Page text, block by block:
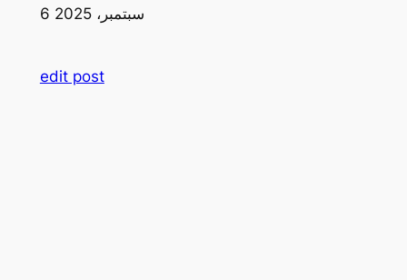
6 سبتمبر، 2025
edit post